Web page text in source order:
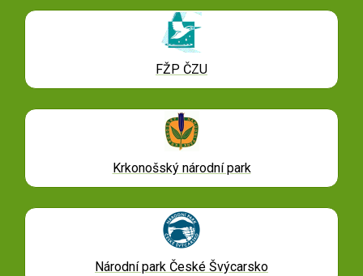
FŽP ČZU
Krkonošský národní park
Národní park České Švýcarsko